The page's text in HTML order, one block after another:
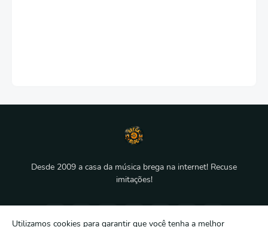
Desde 2009 a casa da música brega na internet! Recuse
imitações!
Utilizamos cookies para garantir que você tenha a melhor